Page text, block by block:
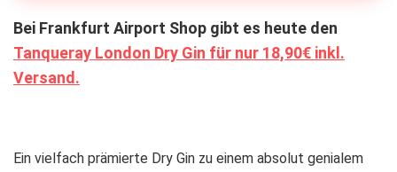
Bei Frankfurt Airport Shop gibt es heute den
Tanqueray London Dry Gin für nur 18,90€ inkl.
Versand.
Ein vielfach prämierte Dry Gin zu einem absolut genialem